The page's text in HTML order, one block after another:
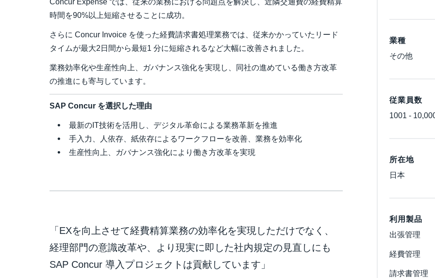
Concur Expense では、従来の業務における問題点を解決し、近隣交通費の経費精算
時間を90%以上短縮させることに成功。
さらに Concur Invoice を使った経費請求書処理業務では、従来かかっていたリード
タイムが最大2日間から最短1 分に短縮されるなど大幅に改善されました。
業務効率化や生産性向上、ガバナンス強化を実現し、同社の進めている働き方改革
の推進にも寄与しています。
SAP Concur を選択した理由
最新のIT技術を活用し、デジタル革命による業務革新を推進
手入力、人依存、紙依存によるワークフローを改善、業務を効率化
生産性向上、ガバナンス強化により働き方改革を実現
「EXを向上させて経費精算業務の効率化を実現しただけでなく、
経理部門の意識改革や、より現実に即した社内規定の見直しにも
SAP Concur 導入プロジェクトは貢献しています」
業種
その他
従業員数
1001 -
所在地
日本
利用製品
出張管理
経費管理
請求書管理